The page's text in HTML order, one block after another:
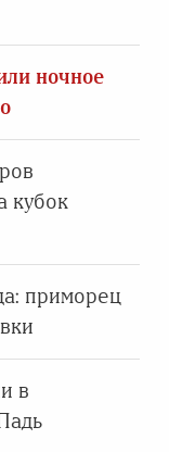
ночное
кубок
приморец
в